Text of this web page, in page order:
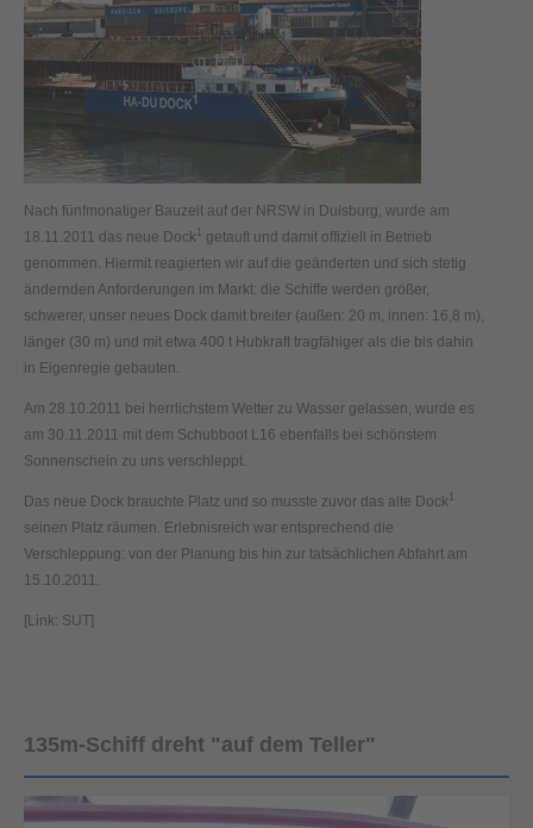
Nach fünfmonatiger Bauzeit auf der NRSW in Duisburg, wurde am
18.11.2011 das neue Dock1 getauft und damit offiziell in Betrieb
genommen. Hiermit reagierten wir auf die geänderten und sich stetig
ändernden Anforderungen im Markt: die Schiffe werden größer,
schwerer, unser neues Dock damit breiter (außen: 20 m, innen: 16,8 m),
länger (30 m) und mit etwa 400 t Hubkraft tragfähiger als die bis dahin
in Eigenregie gebauten.
Am 28.10.2011 bei herrlichstem Wetter zu Wasser gelassen, wurde es
am 30.11.2011 mit dem Schubboot L16 ebenfalls bei schönstem
Sonnenschein zu uns verschleppt.
Das neue Dock brauchte Platz und so musste zuvor das alte Dock1
seinen Platz räumen. Erlebnisreich war entsprechend die
Verschleppung: von der Planung bis hin zur tatsächlichen Abfahrt am
15.10.2011.
[Link: SUT]
135m-Schiff dreht "auf dem Teller"